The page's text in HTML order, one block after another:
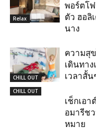
Relax
พอร์ตโ
ตัว ฮอลิ
นาง
CHILL OUT
ความสุ
เดินทา
เวลาสั้น
CHILL OUT
เช็กเอ
อมารีช
หมาย